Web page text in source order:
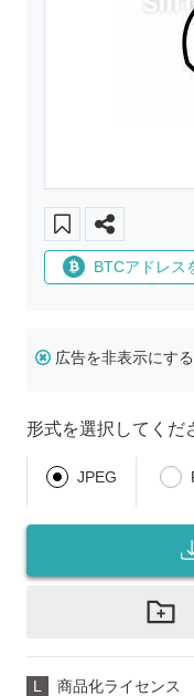
BTCアドレス
広告を非表示にする
形式を選択してくだ
JPEG
L 商品化ライセンス